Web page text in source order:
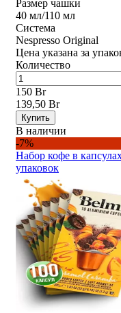
Размер чашки
40 мл/110 мл
Система
Nespresso Original
Цена указана за
Количество
150 Br
139,50 Br
Купить
В наличии
-7%
Набор кофе в
упаковок